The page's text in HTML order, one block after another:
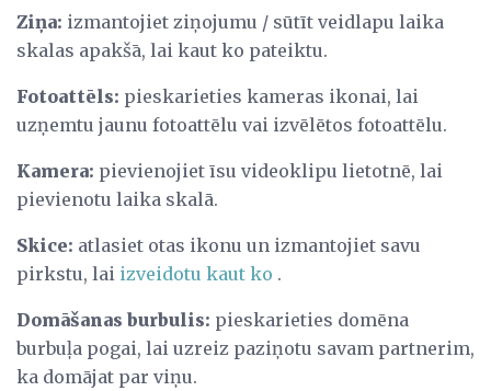
Ziņa: izmantojiet ziņojumu / sūtīt veidlapu laika
skalas apakšā, lai kaut ko pateiktu.
Fotoattēls: pieskarieties kameras ikonai, lai
uzņemtu jaunu fotoattēlu vai izvēlētos fotoattēlu.
Kamera: pievienojiet īsu videoklipu lietotnē, lai
pievienotu laika skalā.
Skice: atlasiet otas ikonu un izmantojiet savu
pirkstu, lai izveidotu kaut ko .
Domāšanas burbulis: pieskarieties domēna
burbuļa pogai, lai uzreiz paziņotu savam partnerim,
ka domājat par viņu.